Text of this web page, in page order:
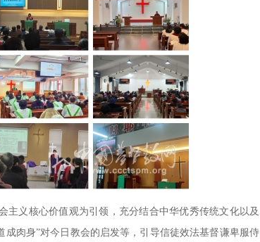
主义核心价值观为引领，充分结合中华优秀传统文化以及
成肉身”对今日教会的启发等，引导信徒效法基督谦卑服侍